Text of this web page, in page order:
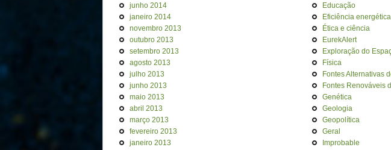
junho 2014
janeiro 2014
novembro 2013
outubro 2013
setembro 2013
agosto 2013
julho 2013
junho 2013
maio 2013
abril 2013
março 2013
fevereiro 2013
janeiro 2013
Educação
Eficiência energética
Ética e ciência
EurekAlert
Exploração do
Física
Fontes Alternativas
Fontes Renováveis
Genética
Geologia
Geopolítica
Geral
Improbable